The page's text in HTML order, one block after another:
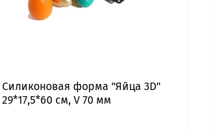
Силиконовая форма "Яйца 3D"
29*17,5*60 см, V 70 мм